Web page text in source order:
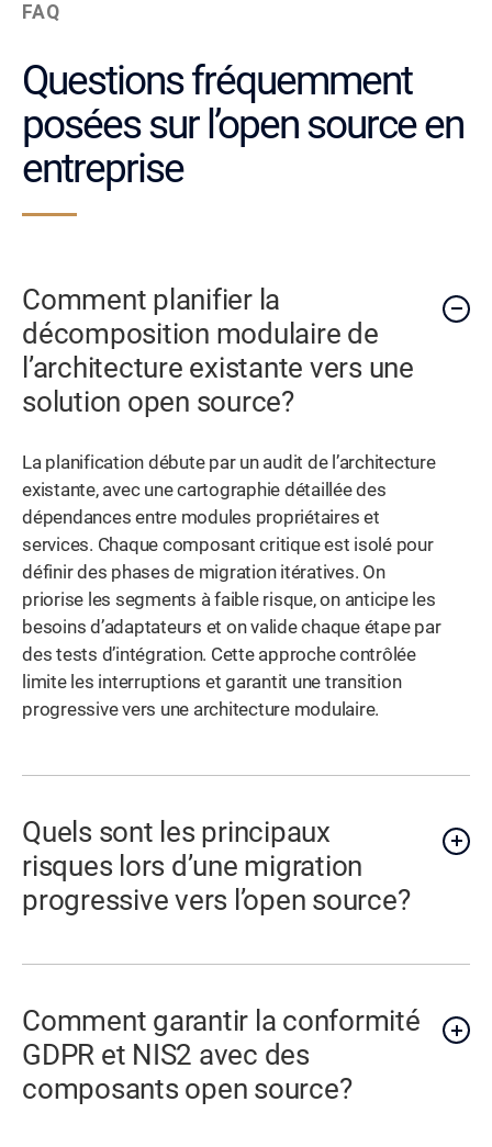
FAQ
Questions fréquemment
posées sur l’open source en
entreprise
Comment planifier la
décomposition modulaire de
l’architecture existante vers une
solution open source?
La planification débute par un audit de l’architecture
existante, avec une cartographie détaillée des
dépendances entre modules propriétaires et
services. Chaque composant critique est isolé pour
définir des phases de migration itératives. On
priorise les segments à faible risque, on anticipe les
besoins d’adaptateurs et on valide chaque étape par
des tests d’intégration. Cette approche contrôlée
limite les interruptions et garantit une transition
progressive vers une architecture modulaire.
Quels sont les principaux
risques lors d’une migration
progressive vers l’open source?
Comment garantir la conformité
GDPR et NIS2 avec des
composants open source?